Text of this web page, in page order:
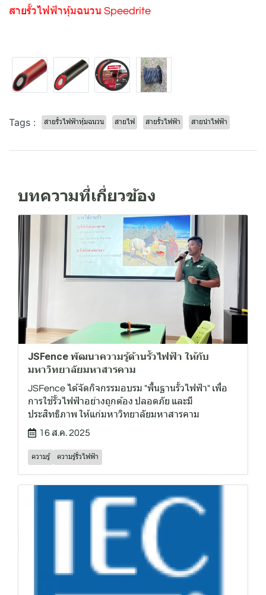
สายรั้วไฟฟ้าหุ้มฉนวน Speedrite
Tags : สายรั้วไฟฟ้าหุ้มฉนวน สายไฟ สายรั้วไฟฟ้า สายนำไฟฟ้า
บทความที่เกี่ยวข้อง
JSFence พัฒนาความรู้ด้านรั้วไฟฟ้า ให้กับ
มหาวิทยาลัยมหาสารคาม
JSFence ได้จัดกิจกรรมอบรม "พื้นฐานรั้วไฟฟ้า" เพื่อ
การใช้รั้วไฟฟ้าอย่างถูกต้อง ปลอดภัย และมี
ประสิทธิภาพ ให้แก่มหาวิทยาลัยมหาสารคาม
16 ส.ค. 2025
ความรู้ ความรู้รั้วไฟฟ้า